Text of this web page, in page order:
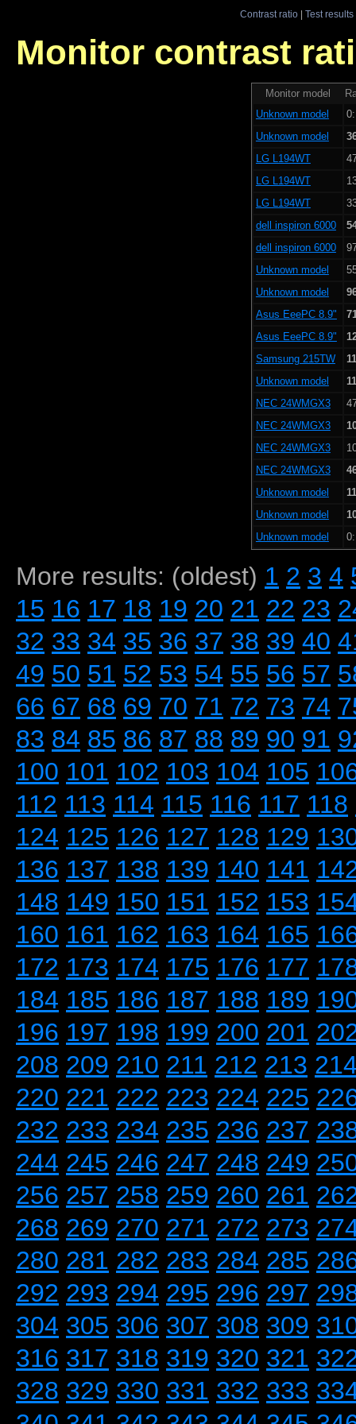
Contrast ratio| Test results
Monitor contrast
Monitor model
Unknown model
Unknown model
LG L194WT
LG L194WT
LG L194WT
dell inspiron 6000
dell inspiron 6000
Unknown model
Unknown model
Asus EeePC 8.9"
Asus EeePC 8.9"
Samsung 215TW
Unknown model
NEC 24WMGX3
NEC 24WMGX3
NEC 24WMGX3
NEC 24WMGX3
Unknown model
Unknown model
Unknown model
More results: (oldest) 1 2 3 4
15 16 17 18 19 20 21 22 23
32 33 34 35 36 37 38 39 40
49 50 51 52 53 54 55 56 57
66 67 68 69 70 71 72 73 74
83 84 85 86 87 88 89 90 91
100 101 102 103 104 105
112 113 114 115 116 117 118
124 125 126 127 128 129
136 137 138 139 140 141
148 149 150 151 152 153
160 161 162 163 164 165
172 173 174 175 176 177
184 185 186 187 188 189
196 197 198 199 200 201
208 209 210 211 212 213
220 221 222 223 224 225
232 233 234 235 236 237
244 245 246 247 248 249
256 257 258 259 260 261
268 269 270 271 272 273
280 281 282 283 284 285
292 293 294 295 296 297
304 305 306 307 308 309
316 317 318 319 320 321
328 329 330 331 332 333